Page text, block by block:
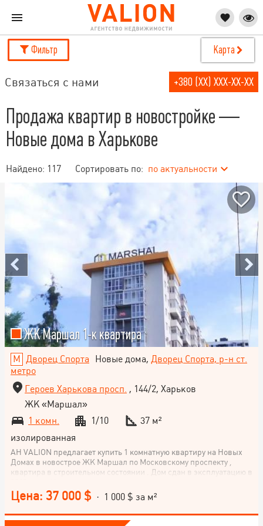
Фильтр Карта
Связаться с нами +380 (XX) XXX-XX-XX
Продажа квартир в новостройке —
Новые дома в Харькове
Найдено: 117 Сортировать по: по актуальности
ЖК Маршал 1-к квартира
Дворец Спорта Новые дома, Дворец Спорта, р-н ст.
метро
Героев Харькова просп. , 144/2, Харьков
ЖК «Маршал»
1 комн.
1/10
37 м²
изолированная
АН VALION предлагает купить 1 комнатную квартиру на Новых
Домах в новострое ЖК Маршал по Московскому проспекту ,
квартира в строительном состоянии . Дом сдан в эксплуатацию в
Цена: 37 000 $ · 1 000 $ за м²